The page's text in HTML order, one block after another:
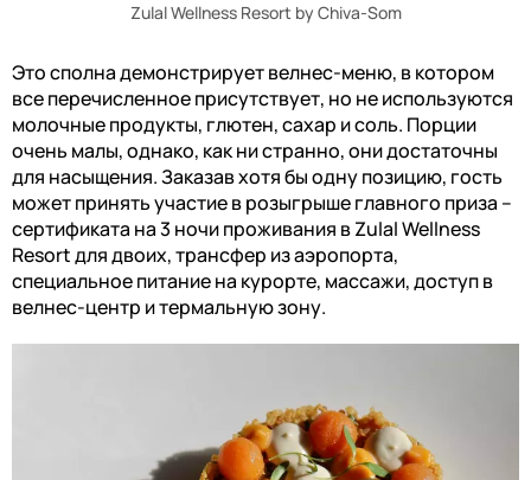
Zulal Wellness Resort by Chiva-Som
Это сполна демонстрирует велнес-меню, в котором
все перечисленное присутствует, но не используются
молочные продукты, глютен, сахар и соль. Порции
очень малы, однако, как ни странно, они достаточны
для насыщения. Заказав хотя бы одну позицию, гость
может принять участие в розыгрыше главного приза –
сертификата на 3 ночи проживания вZulal Wellness
Resortдля двоих, трансфер из аэропорта,
специальное питание на курорте, массажи, доступ в
велнес-центр и термальную зону.